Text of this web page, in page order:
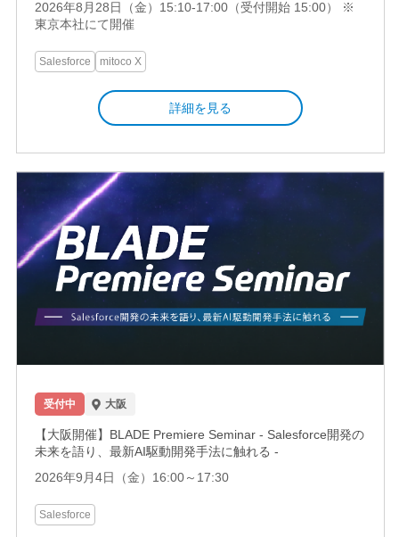
2026年8月28日（金）15:10-17:00（受付開始 15:00） ※
東京本社にて開催
Salesforce mitoco X
詳細を見る
受付中 大阪
【大阪開催】BLADE Premiere Seminar - Salesforce開発の
未来を語り、最新AI駆動開発手法に触れる -
2026年9月4日（金）16:00～17:30
Salesforce